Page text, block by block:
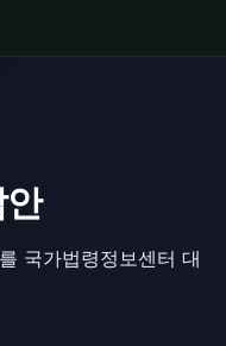
국가법령정보센터 대